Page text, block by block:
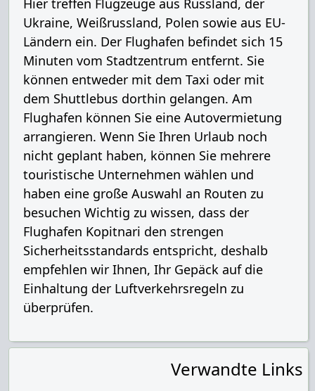
Hier treffen Flugzeuge aus Russland, der
Ukraine, Weißrussland, Polen sowie aus EU-
Ländern ein. Der Flughafen befindet sich 15
Minuten vom Stadtzentrum entfernt. Sie
können entweder mit dem Taxi oder mit
dem Shuttlebus dorthin gelangen. Am
Flughafen können Sie eine Autovermietung
arrangieren. Wenn Sie Ihren Urlaub noch
nicht geplant haben, können Sie mehrere
touristische Unternehmen wählen und
haben eine große Auswahl an Routen zu
besuchen Wichtig zu wissen, dass der
Flughafen Kopitnari den strengen
Sicherheitsstandards entspricht, deshalb
empfehlen wir Ihnen, Ihr Gepäck auf die
Einhaltung der Luftverkehrsregeln zu
überprüfen.
Verwandte Links